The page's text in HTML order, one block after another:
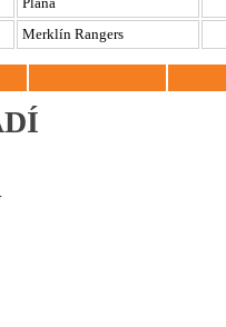
Merklín Rangers